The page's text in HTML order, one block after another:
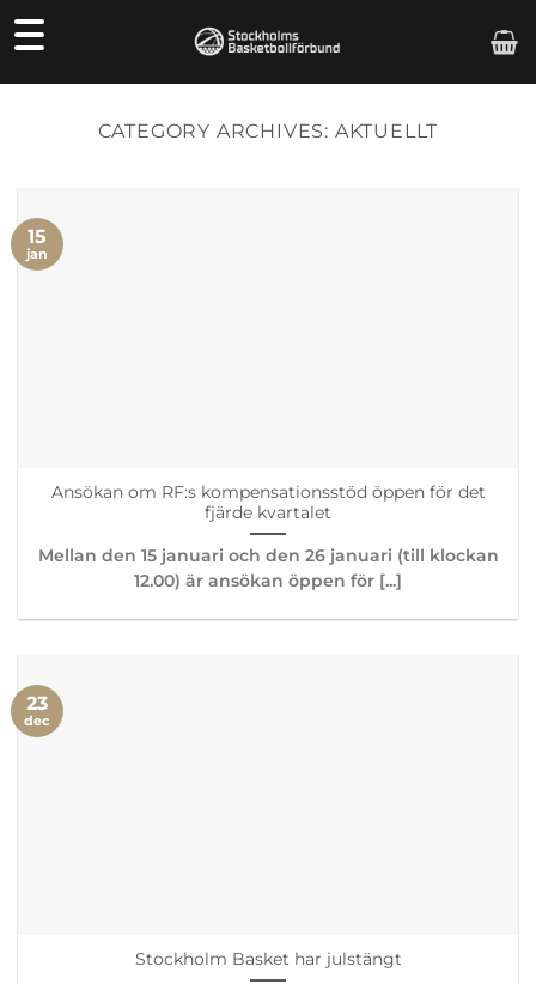
Skip
to
CATEGORY ARCHIVES: AKTUELLT
Ansökan om RF:s kompensationsstöd öppen för det
fjärde kvartalet
Mellan den 15 januari och den 26 januari (till klockan
12.00) är ansökan öppen för [...]
15
jan
Stockholm Basket har julstängt
23
dec